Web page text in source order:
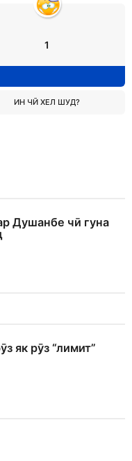
1
ИН ЧӢ ХЕЛ ШУД?
Душанбе чӣ гуна
як рӯз “лимит”